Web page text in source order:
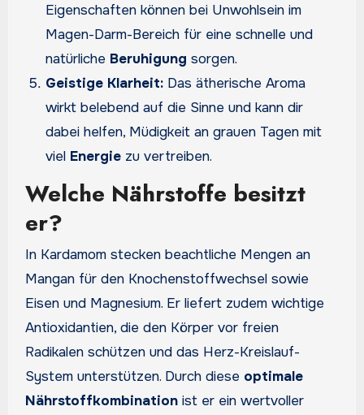
Eigenschaften können bei Unwohlsein im
Magen-Darm-Bereich für eine schnelle und
natürliche Beruhigung sorgen.
Geistige Klarheit: Das ätherische Aroma
wirkt belebend auf die Sinne und kann dir
dabei helfen, Müdigkeit an grauen Tagen mit
viel Energie zu vertreiben.
Welche Nährstoffe besitzt
er?
In Kardamom stecken beachtliche Mengen an
Mangan für den Knochenstoffwechsel sowie
Eisen und Magnesium. Er liefert zudem wichtige
Antioxidantien, die den Körper vor freien
Radikalen schützen und das Herz-Kreislauf-
System unterstützen. Durch diese optimale
Nährstoffkombinationist er ein wertvoller